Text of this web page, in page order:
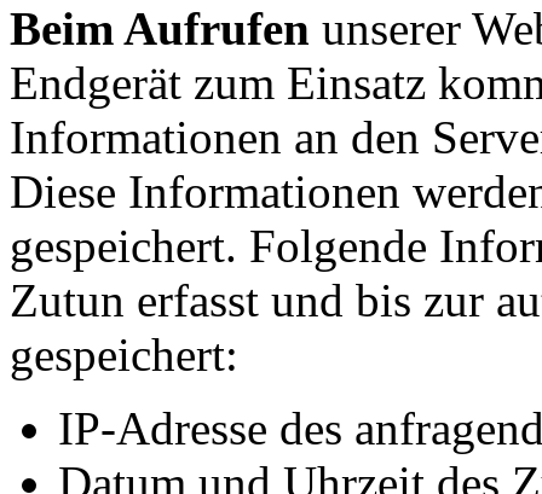
Beim Aufrufen unserer
Endgerät zum Einsatz
Informationen an den
Diese Informationen
gespeichert. Folgende
Zutun erfasst und bis zur
gespeichert:
IP-Adresse des
Datum und Uhrzeit des